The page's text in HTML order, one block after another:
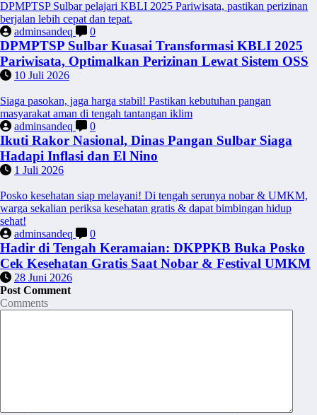
DPMPTSP Sulbar pelajari KBLI 2025 Pariwisata, pastikan perizinan
berjalan lebih cepat dan tepat.
adminsandeq
0
DPMPTSP Sulbar Kuasai Transformasi KBLI 2025
Pariwisata, Optimalkan Perizinan Lewat Sistem OSS
10 Juli 2026
Siaga pasokan, jaga harga stabil! Pastikan kebutuhan pangan
masyarakat aman di tengah tantangan iklim
adminsandeq
0
Ikuti Rakor Nasional, Dinas Pangan Sulbar Siaga
Hadapi Inflasi dan El Nino
1 Juli 2026
Posko kesehatan siap melayani! Di tengah serunya nobar & UMKM,
warga sekalian periksa kesehatan gratis & dapat bimbingan hidup
sehat!
adminsandeq
0
Hadir di Tengah Keramaian: DKPPKB Buka Posko
Cek Kesehatan Gratis Saat Nobar & Festival UMKM
28 Juni 2026
Post Comment
Comments